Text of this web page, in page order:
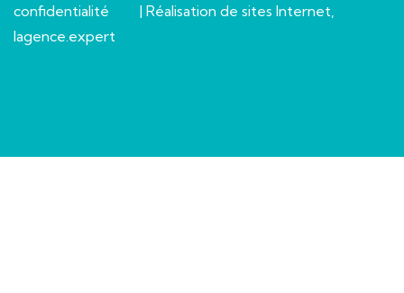
confidentialité
| Réalisation de sites Internet,
lagence.expert